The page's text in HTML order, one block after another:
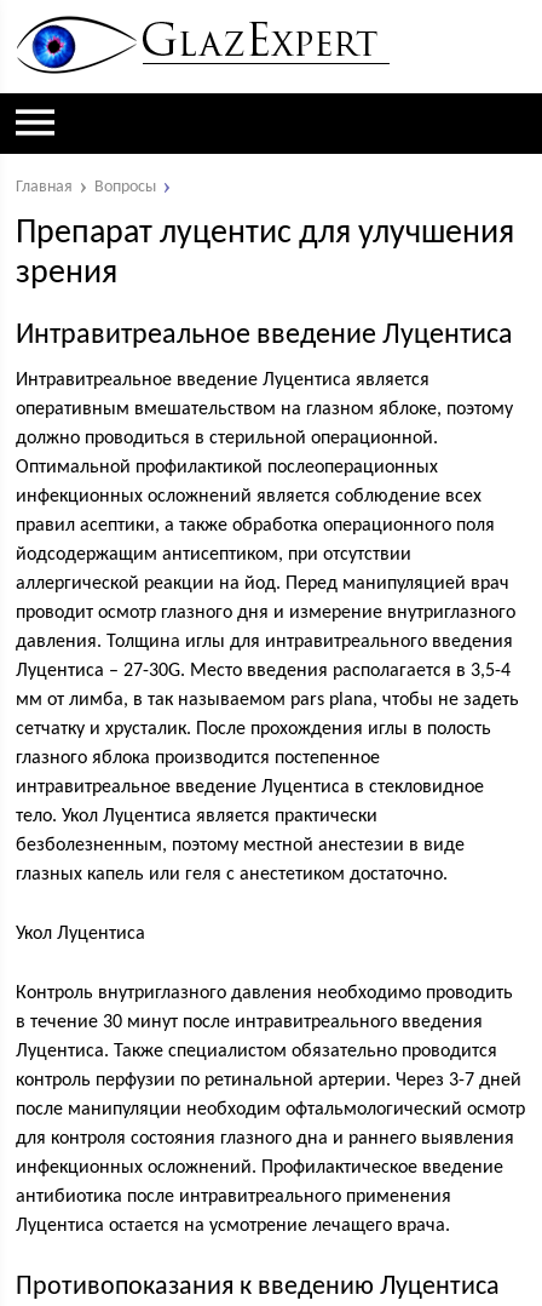
Главная Вопросы
Препарат луцентис для улучшения
зрения
Интравитреальное введение Луцентиса
Интравитреальное введение Луцентиса является
оперативным вмешательством на глазном яблоке, поэтому
должно проводиться в стерильной операционной.
Оптимальной профилактикой послеоперационных
инфекционных осложнений является соблюдение всех
правил асептики, а также обработка операционного поля
йодсодержащим антисептиком, при отсутствии
аллергической реакции на йод. Перед манипуляцией врач
проводит осмотр глазного дня и измерение внутриглазного
давления. Толщина иглы для интравитреального введения
Луцентиса – 27-30G. Место введения располагается в 3,5-4
мм от лимба, в так называемом pars plana, чтобы не задеть
сетчатку и хрусталик. После прохождения иглы в полость
глазного яблока производится постепенное
интравитреальное введение Луцентиса в стекловидное
тело. Укол Луцентиса является практически
безболезненным, поэтому местной анестезии в виде
глазных капель или геля с анестетиком достаточно.
Укол Луцентиса
Контроль внутриглазного давления необходимо проводить
в течение 30 минут после интравитреального введения
Луцентиса. Также специалистом обязательно проводится
контроль перфузии по ретинальной артерии. Через 3-7 дней
после манипуляции необходим офтальмологический осмотр
для контроля состояния глазного дна и раннего выявления
инфекционных осложнений. Профилактическое введение
антибиотика после интравитреального применения
Луцентиса остается на усмотрение лечащего врача.
Противопоказания к введению Луцентиса